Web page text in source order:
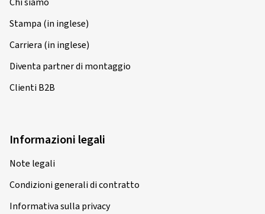
Stampa (in inglese)
Carriera (in inglese)
Diventa partner di montaggio
Clienti B2B
Informazioni legali
Note legali
Condizioni generali di contratto
Informativa sulla privacy